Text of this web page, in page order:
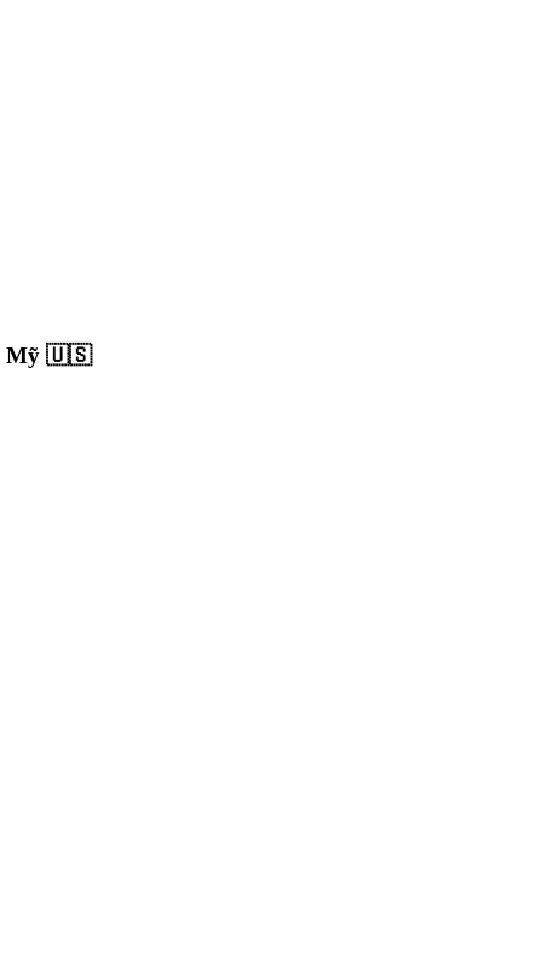
Mỹ 🇺🇸